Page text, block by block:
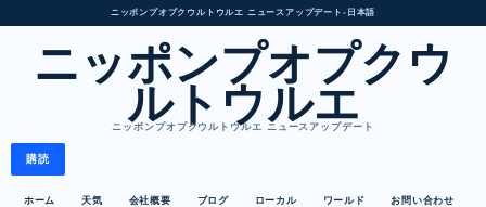
ニッポンプオプクウルトウルエ ニュースアップデート • 日本語
ニッポンプオプクウ
ルトウルエ
ニッポンプオプクウルトウルエ ニュースアップデート
購読
ホーム 天気 会社概要 ブログ ローカル ワールド お問い合わせ